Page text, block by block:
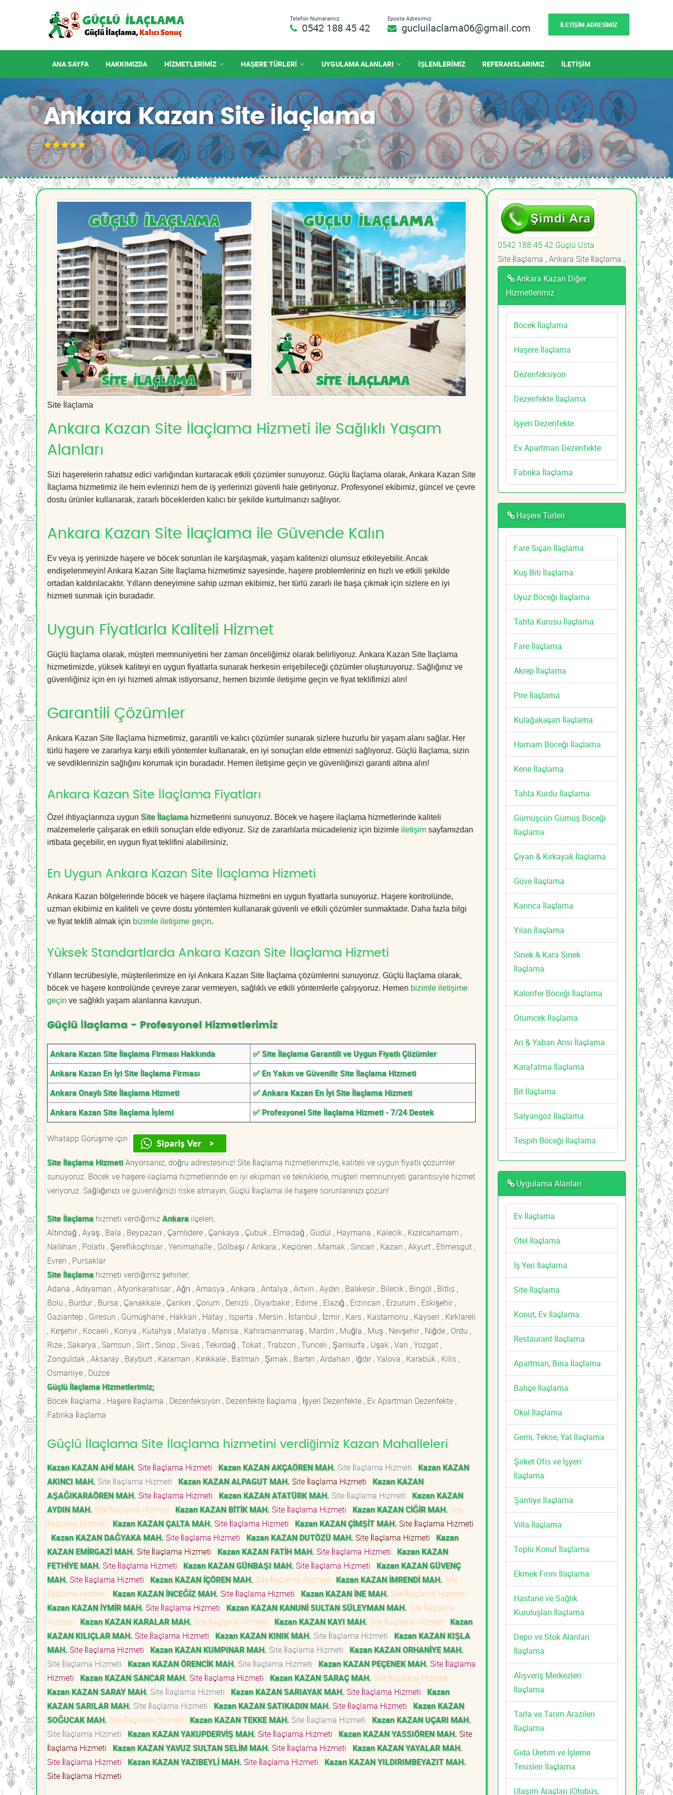
Telefon Numaramız:
0542 188 45 42
Eposta Adresimiz :
gucluilaclama06@gmail.com İLETİŞİM ADRESİMİZ
ANA SAYFA HAKKIMIZDA HIZMETLERIMIZ HAŞERE TÜRLERİ UYGULAMA ALANLARI İŞLEMLERİMİZ REFERANSLARIMIZ İLETİŞİM
Ankara Kazan Site İlaçlama
Site İlaçlama
Ankara Kazan Site İlaçlama Hizmeti ile Sağlıklı Yaşam
Alanları
Sizi haşerelerin rahatsız edici varlığından kurtaracak etkili çözümler sunuyoruz. Güçlü İlaçlama olarak, Ankara Kazan Site
İlaçlama hizmetimiz ile hem evlerinizi hem de iş yerlerinizi güvenli hale getiriyoruz. Profesyonel ekibimiz, güncel ve çevre
dostu ürünler kullanarak, zararlı böceklerden kalıcı bir şekilde kurtulmanızı sağlıyor.
Ankara Kazan Site İlaçlama ile Güvende Kalın
Ev veya iş yerinizde haşere ve böcek sorunları ile karşılaşmak, yaşam kalitenizi olumsuz etkileyebilir. Ancak
endişelenmeyin! Ankara Kazan Site İlaçlama hizmetimiz sayesinde, haşere problemleriniz en hızlı ve etkili şekilde
ortadan kaldırılacaktır. Yılların deneyimine sahip uzman ekibimiz, her türlü zararlı ile başa çıkmak için sizlere en iyi
hizmeti sunmak için buradadır.
Uygun Fiyatlarla Kaliteli Hizmet
Güçlü İlaçlama olarak, müşteri memnuniyetini her zaman önceliğimiz olarak belirliyoruz. Ankara Kazan Site İlaçlama
hizmetimizde, yüksek kaliteyi en uygun fiyatlarla sunarak herkesin erişebileceği çözümler oluşturuyoruz. Sağlığınız ve
güvenliğiniz için en iyi hizmeti almak istiyorsanız, hemen bizimle iletişime geçin ve fiyat teklifimizi alın!
Garantili Çözümler
Ankara Kazan Site İlaçlama hizmetimiz, garantili ve kalıcı çözümler sunarak sizlere huzurlu bir yaşam alanı sağlar. Her
türlü haşere ve zararlıya karşı etkili yöntemler kullanarak, en iyi sonuçları elde etmenizi sağlıyoruz. Güçlü İlaçlama, sizin
ve sevdiklerinizin sağlığını korumak için buradadır. Hemen iletişime geçin ve güvenliğinizi garanti altına alın!
Ankara Kazan Site İlaçlama Fiyatları
Özel ihtiyaçlarınıza uygun Site İlaçlamahizmetlerini sunuyoruz. Böcek ve haşere ilaçlama hizmetlerinde kaliteli
malzemelerle çalışarak en etkili sonuçları elde ediyoruz. Siz de zararlılarla mücadeleniz için bizimle iletişim sayfamızdan
irtibata geçebilir, en uygun fiyat teklifini alabilirsiniz.
En Uygun Ankara Kazan Site İlaçlama Hizmeti
Ankara Kazan bölgelerinde böcek ve haşere ilaçlama hizmetini en uygun fiyatlarla sunuyoruz. Haşere kontrolünde,
uzman ekibimiz en kaliteli ve çevre dostu yöntemleri kullanarak güvenli ve etkili çözümler sunmaktadır. Daha fazla bilgi
ve fiyat teklifi almak için bizimle iletişime geçin.
Yüksek Standartlarda Ankara Kazan Site İlaçlama Hizmeti
Yılların tecrübesiyle, müşterilerimize en iyi Ankara Kazan Site İlaçlama çözümlerini sunuyoruz. Güçlü İlaçlama olarak,
böcek ve haşere kontrolünde çevreye zarar vermeyen, sağlıklı ve etkili yöntemlerle çalışıyoruz. Hemen bizimle iletişime
geçin ve sağlıklı yaşam alanlarına kavuşun.
Güçlü İlaçlama - Profesyonel Hizmetlerimiz
Ankara Kazan Site İlaçlama Firması Hakkında
✅ Site İlaçlama Garantili ve Uygun Fiyatlı Çözümler
Ankara Kazan En İyi Site İlaçlama Firması
✅ En Yakın ve Güvenilir Site İlaçlama Hizmeti
Ankara Onaylı Site İlaçlama Hizmeti
✅ Ankara Kazan En İyi Site İlaçlama Hizmeti
Ankara Kazan Site İlaçlama İşlemi
✅ Profesyonel Site İlaçlama Hizmeti - 7/24 Destek
Whatapp Görüşme için
Site İlaçlama HizmetiArıyorsanız, doğru adrestesiniz! Site İlaçlama hizmetlerimizle, kaliteli ve uygun fiyatlı çözümler
sunuyoruz. Böcek ve haşere ilaçlama hizmetlerinde en iyi ekipman ve tekniklerle, müşteri memnuniyeti garantisiyle hizmet
veriyoruz. Sağlığınızı ve güvenliğinizi riske atmayın, Güçlü İlaçlama ile haşere sorunlarınızı çözün!
Site İlaçlama hizmeti verdiğimizAnkara ilçeleri;
Altındağ , Ayaş , Bala , Beypazarı , Çamlıdere , Çankaya , Çubuk , Elmadağ , Güdül , Haymana , Kalecik , Kızılcahamam ,
Nallıhan , Polatlı , Şereflikoçhisar , Yenimahalle , Gölbaşı / Ankara , Keçiören , Mamak , Sincan , Kazan , Akyurt , Etimesgut ,
Evren , Pursaklar
Site İlaçlama hizmeti verdiğimiz şehirler;
Adana , Adıyaman , Afyonkarahisar , Ağrı , Amasya , Ankara , Antalya , Artvin , Aydın , Balıkesir , Bilecik , Bingöl , Bitlis ,
Bolu , Burdur , Bursa , Çanakkale , Çankırı , Çorum , Denizli , Diyarbakır , Edirne , Elazığ , Erzincan , Erzurum , Eskişehir ,
Gaziantep , Giresun , Gümüşhane , Hakkari , Hatay , Isparta , Mersin , İstanbul , İzmir , Kars , Kastamonu , Kayseri , Kırklareli
, Kırşehir , Kocaeli , Konya , Kütahya , Malatya , Manisa , Kahramanmaraş , Mardin , Muğla , Muş , Nevşehir , Niğde , Ordu ,
Rize , Sakarya , Samsun , Siirt , Sinop , Sivas , Tekirdağ , Tokat , Trabzon , Tunceli , Şanlıurfa , Uşak , Van , Yozgat ,
Zonguldak , Aksaray , Bayburt , Karaman , Kırıkkale , Batman , Şırnak , Bartın , Ardahan , Iğdır , Yalova , Karabük , Kilis ,
Osmaniye , Düzce
Güçlü İlaçlama Hizmetlerimiz;
Böcek İlaçlama , Haşere İlaçlama , Dezenfeksiyon , Dezenfekte İlaçlama , İşyeri Dezenfekte , Ev Apartman Dezenfekte ,
Fabrika İlaçlama
Güçlü İlaçlama Site İlaçlama hizmetini verdiğimiz Kazan Mahalleleri
Kazan KAZAN AHİ MAH. Site İlaçlama Hizmeti Kazan KAZAN AKÇAÖREN MAH. Site İlaçlama Hizmeti
Kazan KAZAN
AKINCI MAH. Site İlaçlama Hizmeti Kazan KAZAN ALPAGUT MAH. Site İlaçlama Hizmeti
Kazan KAZAN
AŞAĞIKARAÖREN MAH. Site İlaçlama Hizmeti Kazan KAZAN ATATÜRK MAH. Site İlaçlama Hizmeti
Kazan KAZAN
AYDIN MAH. Site İlaçlama Hizmeti Kazan KAZAN BİTİK MAH. Site İlaçlama Hizmeti Kazan KAZAN CİĞİR MAH. Site
İlaçlama Hizmeti
Kazan KAZAN ÇALTA MAH. Site İlaçlama Hizmeti Kazan KAZAN ÇİMŞİT MAH. Site İlaçlama Hizmeti
Kazan KAZAN DAĞYAKA MAH. Site İlaçlama Hizmeti Kazan KAZAN DUTÖZÜ MAH. Site İlaçlama Hizmeti
Kazan
KAZAN EMİRGAZİ MAH. Site İlaçlama Hizmeti Kazan KAZAN FATİH MAH. Site İlaçlama Hizmeti
Kazan KAZAN
FETHİYE MAH. Site İlaçlama Hizmeti Kazan KAZAN GÜNBAŞI MAH. Site İlaçlama Hizmeti
Kazan KAZAN GÜVENÇ
MAH. Site İlaçlama Hizmeti Kazan KAZAN İÇÖREN MAH. Site İlaçlama Hizmeti Kazan KAZAN İMRENDİ MAH. Site
İlaçlama Hizmeti
Kazan KAZAN İNCEĞİZ MAH. Site İlaçlama Hizmeti Kazan KAZAN İNE MAH. Site İlaçlama Hizmeti
Kazan KAZAN İYMİR MAH. Site İlaçlama Hizmeti Kazan KAZAN KANUNİ SULTAN SÜLEYMAN MAH. Site İlaçlama
Hizmeti
Kazan KAZAN KARALAR MAH. Site İlaçlama Hizmeti Kazan KAZAN KAYI MAH. Site İlaçlama Hizmeti
Kazan
KAZAN KILIÇLAR MAH. Site İlaçlama Hizmeti Kazan KAZAN KINIK MAH. Site İlaçlama Hizmeti
Kazan KAZAN KIŞLA
MAH. Site İlaçlama Hizmeti Kazan KAZAN KUMPINAR MAH. Site İlaçlama Hizmeti
Kazan KAZAN ORHANİYE MAH.
Site İlaçlama Hizmeti
Kazan KAZAN ÖRENCİK MAH. Site İlaçlama Hizmeti Kazan KAZAN PEÇENEK MAH. Site İlaçlama
Hizmeti
Kazan KAZAN SANCAR MAH. Site İlaçlama Hizmeti Kazan KAZAN SARAÇ MAH. Site İlaçlama Hizmeti
Kazan KAZAN SARAY MAH. Site İlaçlama Hizmeti Kazan KAZAN SARIAYAK MAH. Site İlaçlama Hizmeti
Kazan
KAZAN SARILAR MAH. Site İlaçlama Hizmeti Kazan KAZAN SATIKADIN MAH. Site İlaçlama Hizmeti
Kazan KAZAN
SOĞUCAK MAH. Site İlaçlama Hizmeti Kazan KAZAN TEKKE MAH. Site İlaçlama Hizmeti
Kazan KAZAN UÇARI MAH.
Site İlaçlama Hizmeti
Kazan KAZAN YAKUPDERVİŞ MAH. Site İlaçlama Hizmeti Kazan KAZAN YASSIÖREN MAH. Site
İlaçlama Hizmeti
Kazan KAZAN YAVUZ SULTAN SELİM MAH. Site İlaçlama Hizmeti
Kazan KAZAN YAYALAR MAH.
Site İlaçlama Hizmeti
Kazan KAZAN YAZIBEYLİ MAH. Site İlaçlama Hizmeti
Kazan KAZAN YILDIRIMBEYAZIT MAH.
Site İlaçlama Hizmeti
0542 188 45 42 Güçlü Usta
Site İlaçlama , Ankara Site İlaçlama ,
Ankara Kazan Diğer
Hizmetlerimiz
Böcek İlaçlama
Haşere İlaçlama
Dezenfeksiyon
Dezenfekte İlaçlama
İşyeri Dezenfekte
Ev Apartman Dezenfekte
Fabrika İlaçlama
Haşere Türleri
Fare Sıçan İlaçlama
Kuş Biti İlaçlama
Uyuz Böceği İlaçlama
Tahta Kurusu İlaçlama
Fare İlaçlama
Akrep İlaçlama
Pire İlaçlama
Kulağakaçan İlaçlama
Hamam Böceği İlaçlama
Kene İlaçlama
Tahta Kurdu İlaçlama
Gümüşcün Gümüş Böceği
İlaçlama
Çıyan & Kırkayak İlaçlama
Güve İlaçlama
Karınca İlaçlama
Yılan İlaçlama
Sinek & Kara Sinek
İlaçlama
Kalorifer Böceği İlaçlama
Örümcek İlaçlama
Arı & Yaban Arısı İlaçlama
Karafatma İlaçlama
Bit İlaçlama
Salyangoz İlaçlama
Tespih Böceği İlaçlama
Uygulama Alanları
Ev İlaçlama
Otel İlaçlama
İş Yeri İlaçlama
Site İlaçlama
Konut, Ev İlaçlama
Restaurant İlaçlama
Apartman, Bina İlaçlama
Bahçe İlaçlama
Okul İlaçlama
Gemi, Tekne, Yat İlaçlama
Şirket Ofis ve İşyeri
İlaçlama
Şantiye İlaçlama
Villa İlaçlama
Toplu Konut İlaçlama
Ekmek Fırını İlaçlama
Hastane ve Sağlık
Kuruluşları İlaçlama
Depo ve Stok Alanları
İlaçlama
Alışveriş Merkezleri
İlaçlama
Tarla ve Tarım Arazileri
İlaçlama
Gıda Üretim ve İşleme
Tesisleri İlaçlama
Ulaşım Araçları (Otobüs,